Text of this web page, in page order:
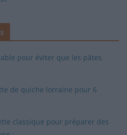
pour éviter que les pâtes
de quiche lorraine pour 6
classique pour préparer des